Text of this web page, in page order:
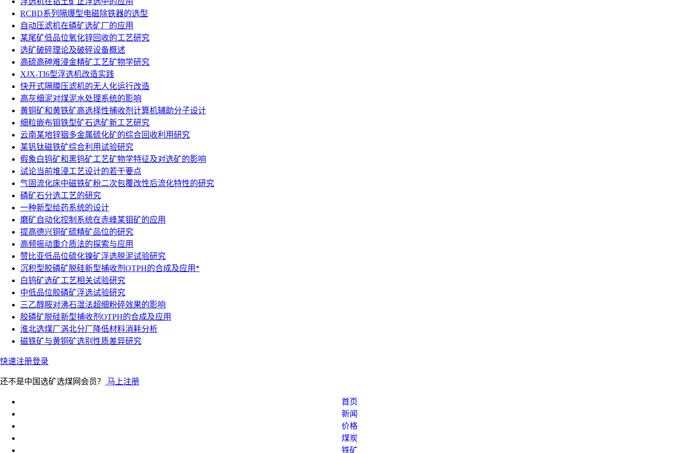
RCBD系列隔爆型电磁除铁器的选型
自动压滤机在磷矿选矿厂的应用
某尾矿低品位氧化锌回收的工艺研究
选矿破碎理论及破碎设备概述
高硫高砷难浸金精矿工艺矿物学研究
XJX-TI6型浮选机改造实践
快开式隔膜压滤机的无人化运行改造
高灰细泥对煤泥水处理系统的影响
黄铜矿和黄铁矿高选择性捕收剂计算机辅助分子设计
细粒嵌布钼铁型矿石选矿新工艺研究
云南某地锌铟多金属硫化矿的综合回收利用研究
某钒钛磁铁矿综合利用试验研究
假象白钨矿和黑钨矿工艺矿物学特征及对选矿的影响
试论当前堆浸工艺设计的若干要点
气固流化床中磁铁矿粉二次包覆改性后流化特性的研究
磷矿石分选工艺的研究
一种新型给药系统的设计
磨矿自动化控制系统在赤峰某钼矿的应用
提高德兴铜矿硫精矿品位的研究
高频振动重介质法的探索与应用
赞比亚低品位硫化镍矿浮选脱泥试验研究
沉积型胶磷矿脱硅新型捕收剂OTPH的合成及应用*
白钨矿选矿工艺相关试验研究
中低品位胶磷矿浮选试验研究
三乙醇胺对沸石湿法超细粉碎效果的影响
胶磷矿脱硅新型捕收剂OTPH的合成及应用
淮北选煤厂涡北分厂降低材料消耗分析
磁铁矿与黄铜矿选别性质差异研究
快速注册登录
还不是中国选矿选煤网会员？ 马上注册
首页
新闻
价格
煤炭
铁矿